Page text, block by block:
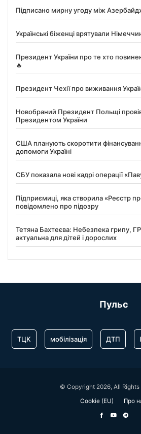
Підписано мирну угоду між
Українські біженці врятували
Президент України про те хто
🔥
Президент Чехії про виживання
Новобраний Президент Польщі
Президентом України
США планують скоротити
допомоги Україні
СБУ показала нові кадрі операції
Підприємиці, яка створила «Реєстр
повідомлено про підозру
Тетяна Бахтеєва: Небезпека грипу,
актуальна для дітей і дорослих
Пульс
ТЦК мобілізація ДТП
© Copyright 2026, All Rights
Cookie (EU)
Про